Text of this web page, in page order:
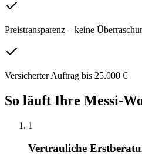
Preistransparenz – keine
Versicherter Auftrag bis 25.000 €
So läuft Ihre Messi-
1
Vertrauliche